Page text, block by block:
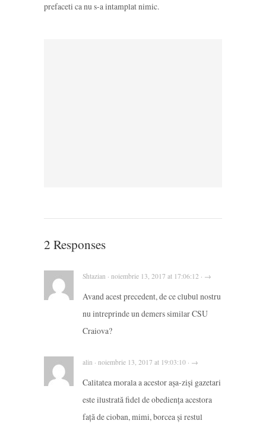
prefaceti ca nu s-a intamplat nimic.
2 Responses
Shtazian · noiembrie 13, 2017 at 17:06:12 · →
Avand acest precedent, de ce clubul nostru
nu intreprinde un demers similar CSU
Craiova?
alin · noiembrie 13, 2017 at 19:03:10 · →
Calitatea morala a acestor aşa-zişi gazetari
este ilustrată fidel de obedienţa acestora
faţă de cioban, mimi, borcea şi restul